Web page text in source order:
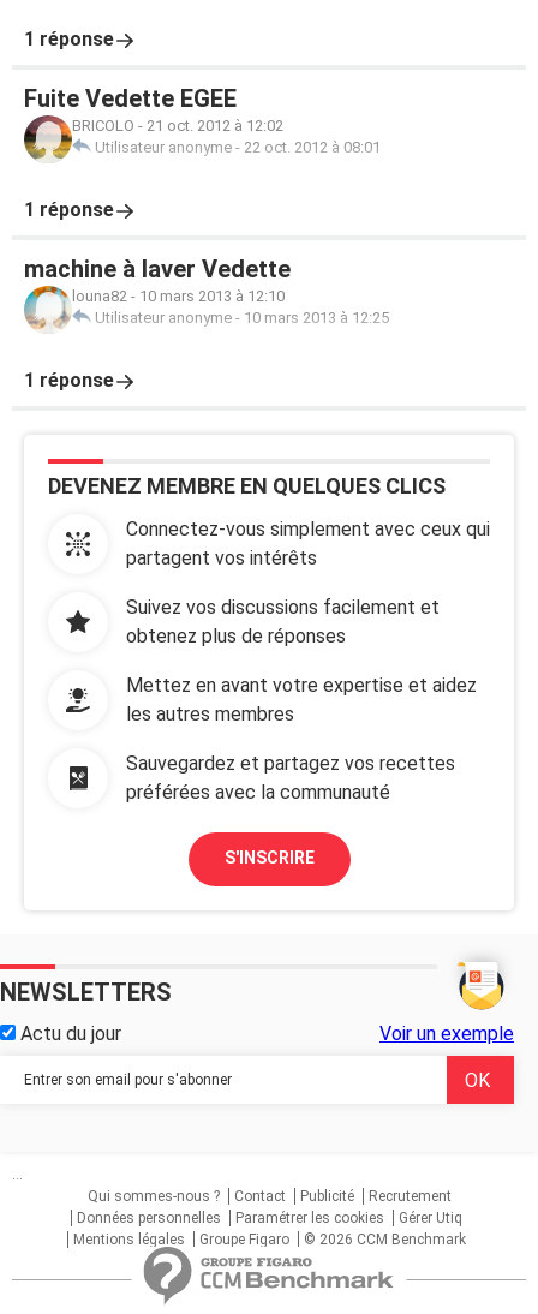
1 réponse
Fuite Vedette EGEE
BRICOLO - 21 oct. 2012 à 12:02
Utilisateur anonyme - 22 oct. 2012 à 08:01
1 réponse
machine à laver Vedette
louna82 - 10 mars 2013 à 12:10
Utilisateur anonyme - 10 mars 2013 à 12:25
1 réponse
DEVENEZ MEMBRE EN QUELQUES CLICS
Connectez-vous simplement avec ceux qui
partagent vos intérêts
Suivez vos discussions facilement et
obtenez plus de réponses
Mettez en avant votre expertise et aidez
les autres membres
Sauvegardez et partagez vos recettes
préférées avec la communauté
S'INSCRIRE
NEWSLETTERS
Actu du jour Voir un exemple
...
Qui sommes-nous ?
Contact Publicité
Recrutement
Données personnelles
Paramétrer les cookies
Gérer Utiq
Mentions légales
Groupe Figaro © 2026 CCM Benchmark